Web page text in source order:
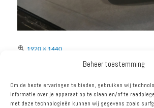
Beheer toestemming
Om de beste ervaringen te bieden, gebruiken wij
informatie over je apparaat op te slaan en/of te
met deze technologieën kunnen wij gegevens zoals
Volledige
1920 × 1440
BERICHT
NAVIGATIE
GEPUBLICEERD IN
ESSEN MOTORSHOW